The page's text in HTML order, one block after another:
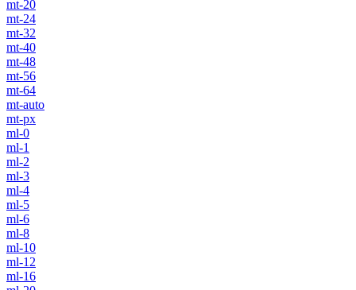
mt-20
mt-24
mt-32
mt-40
mt-48
mt-56
mt-64
mt-auto
mt-px
ml-0
ml-1
ml-2
ml-3
ml-4
ml-5
ml-6
ml-8
ml-10
ml-12
ml-16